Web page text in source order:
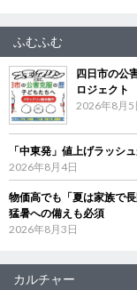
ふむふむ
四日市の公
ロジェクト
2026年8月5
「中東発」値上げラッシ
2026年8月4日
物価高でも「夏は家族で
猛暑への備えも必須
2026年8月3日
カルチャー